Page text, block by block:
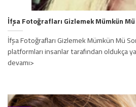
İfşa Fotoğrafları Gizlemek Mümkün Mü
İfşa Fotoğrafları Gizlemek Mümkün Mü
platformları insanlar tarafından oldukça
devamı>